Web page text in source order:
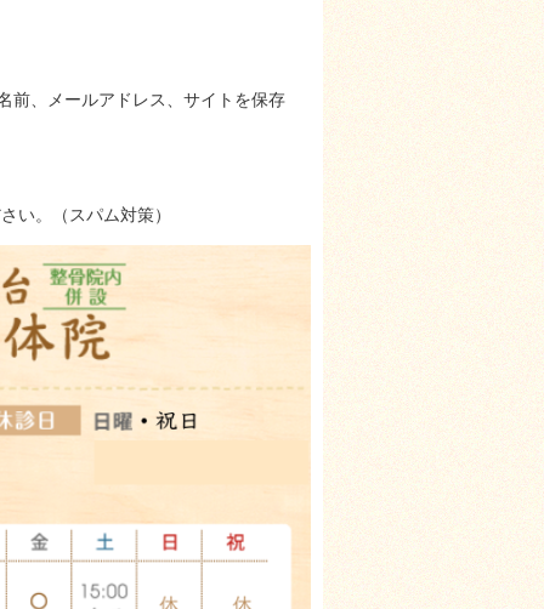
前、メールアドレス、サイトを保存
い。（スパム対策）